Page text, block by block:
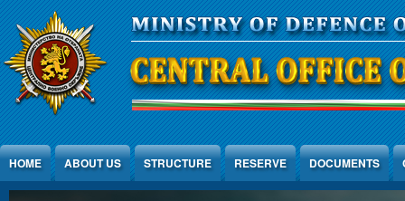
Jump to Content
HOME ABOUT US STRUCTURE RESERVE DOCUMENTS